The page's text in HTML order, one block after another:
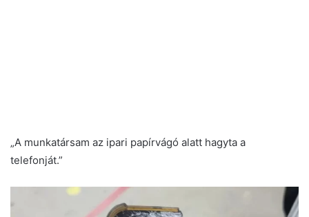
„A munkatársam az ipari papírvágó alatt hagyta a
telefonját.”